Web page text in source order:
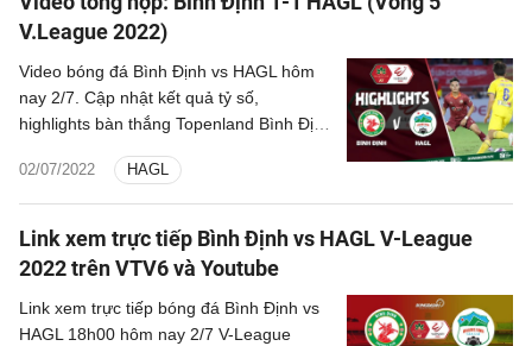
V.League 2022)
02/07/2022 HAGL
Video bóng đá Bình Định vs HAGL hôm
nay 2/7. Cập nhật kết quả tỷ số,
highlights bàn thắng Topenland Bình Định
2022.
Link xem trực tiếp Bình Định vs HAGL V-League
2022 trên VTV6 và Youtube
Link xem trực tiếp bóng đá Bình Định vs
HAGL 18h00 hôm nay 2/7 V-League